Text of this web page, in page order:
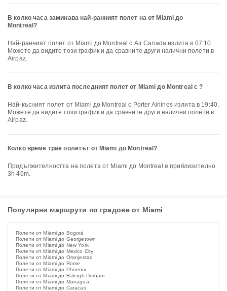
В колко часа заминава най-ранният полет на от Miami до
Montreal?
Най-ранният полет от Miami до Montreal с Air Canada излита в 07:10.
Можете да видите този график и да сравните други налични полети в
Airpaz.
В колко часа излита последният полет от Miami до Montreal с ?
Най-късният полет от Miami до Montreal с Porter Airlines излита в 19:40.
Можете да видите този график и да сравните други налични полети в
Airpaz.
Колко време трае полетът от Miami до Montreal?
Продължителността на полета от Miami до Montreal е приблизително
3h 46m.
Популярни маршрути по градове от Miami
Полети от Miami до Bogotá
Полети от Miami до Georgetown
Полети от Miami до New York
Полети от Miami до Mexico City
Полети от Miami до Oranjestad
Полети от Miami до Rome
Полети от Miami до Phoenix
Полети от Miami до Raleigh Durham
Полети от Miami до Managua
Полети от Miami до Caracas